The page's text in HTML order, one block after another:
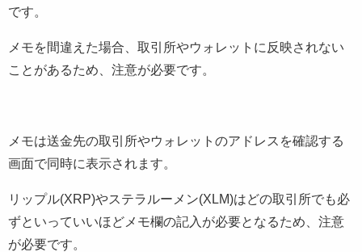
です。
メモを間違えた場合、取引所やウォレットに反映されない
ことがあるため、注意が必要です。
メモは送金先の取引所やウォレットのアドレスを確認する
画面で同時に表示されます。
リップル(XRP)やステラルーメン(XLM)はどの取引所でも必
ずといっていいほどメモ欄の記入が必要となるため、注意
が必要です。